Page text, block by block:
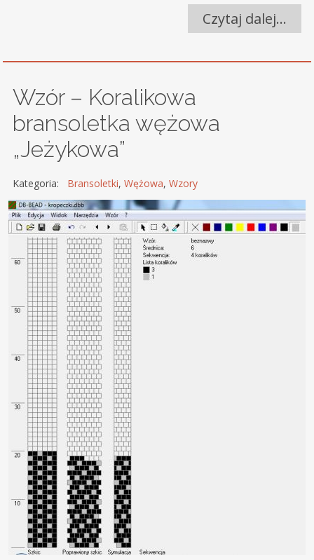
Czytaj dalej…
Wzór – Koralikowa
bransoletka wężowa
„Jeżykowa”
Kategoria: Bransoletki, Wężowa, Wzory